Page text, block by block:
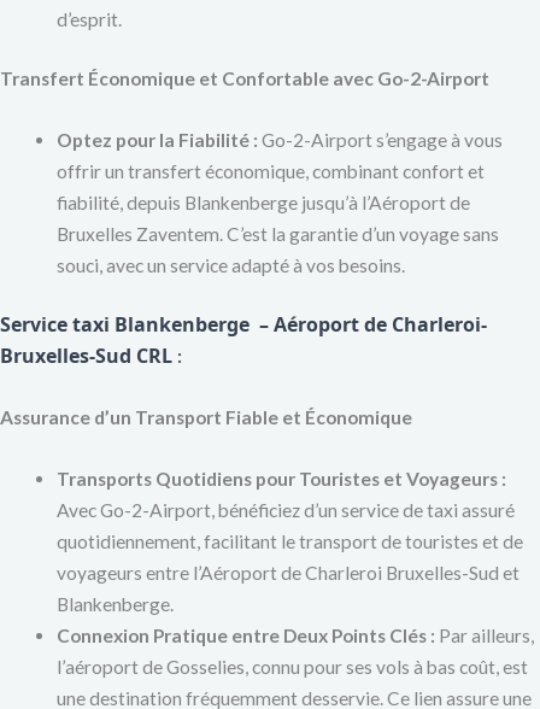
d’esprit.
Transfert Économique et Confortable avec Go-2-Airport
Optez pour la Fiabilité : Go-2-Airport s’engage à vous
offrir un transfert économique, combinant confort et
fiabilité, depuis Blankenberge jusqu’à l’Aéroport de
Bruxelles Zaventem. C’est la garantie d’un voyage sans
souci, avec un service adapté à vos besoins.
Service taxi Blankenberge – Aéroport de Charleroi-
Bruxelles-Sud CRL :
Assurance d’un Transport Fiable et Économique
Transports Quotidiens pour Touristes et Voyageurs :
Avec Go-2-Airport, bénéficiez d’un service de taxi assuré
quotidiennement, facilitant le transport de touristes et de
voyageurs entre l’Aéroport de Charleroi Bruxelles-Sud et
Blankenberge.
Connexion Pratique entre Deux Points Clés : Par ailleurs,
l’aéroport de Gosselies, connu pour ses vols à bas coût, est
une destination fréquemment desservie. Ce lien assure une